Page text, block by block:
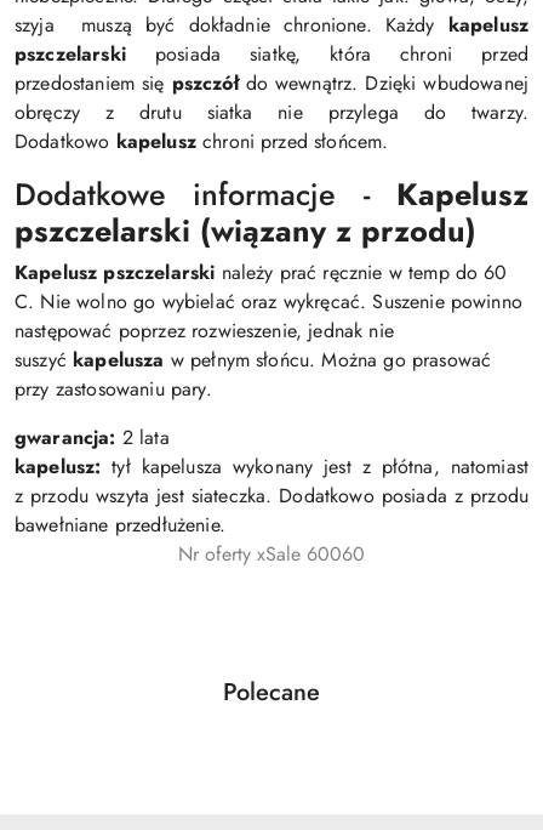
szyja muszą być dokładnie chronione. Każdy kapelusz
pszczelarskiposiada siatkę, która chroni przed
przedostaniem się pszczółdo wewnątrz. Dzięki wbudowanej
obręczy z drutu siatka nie przylega do twarzy.
Dodatkowo kapeluszchroni przed słońcem.
Dodatkowe informacje - Kapelusz
pszczelarski (wiązany z przodu)
Kapelusz pszczelarski należy prać ręcznie w temp do 60
C. Nie wolno go wybielać oraz wykręcać. Suszenie powinno
następować poprzez rozwieszenie, jednak nie
suszyć kapelusza w pełnym słońcu. Można go prasować
przy zastosowaniu pary.
gwarancja: 2 lata
kapelusz:tył kapelusza wykonany jest z płótna, natomiast
z przodu wszyta jest siateczka. Dodatkowo posiada z przodu
bawełniane przedłużenie.
Nr oferty xSale 60060
Pomiń karuzelę produktów
Produkty
Polecane